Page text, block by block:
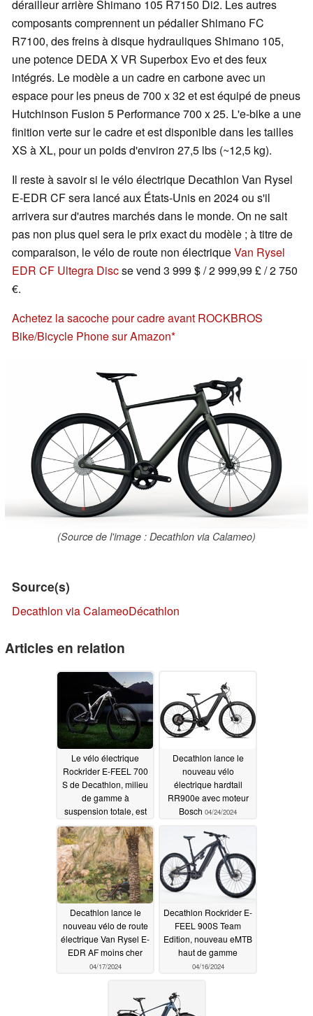
dérailleur arrière Shimano 105 R7150 Di2. Les autres
composants comprennent un pédalier Shimano FC
R7100, des freins à disque hydrauliques Shimano 105,
une potence DEDA X VR Superbox Evo et des feux
intégrés. Le modèle a un cadre en carbone avec un
espace pour les pneus de 700 x 32 et est équipé de pneus
Hutchinson Fusion 5 Performance 700 x 25. L'e-bike a une
finition verte sur le cadre et est disponible dans les tailles
XS à XL, pour un poids d'environ 27,5 lbs (~12,5 kg).
Il reste à savoir si le vélo électrique Decathlon Van Rysel
E-EDR CF sera lancé aux États-Unis en 2024 ou s'il
arrivera sur d'autres marchés dans le monde. On ne sait
pas non plus quel sera le prix exact du modèle ; à titre de
comparaison, le vélo de route non électriqueVan Rysel
EDR CF Ultegra Discse vend 3 999 $ / 2 999,99 £ / 2 750
€.
Achetez la sacoche pour cadre avant ROCKBROS
Bike/Bicycle Phone sur Amazon
(Source de l'image : Decathlon via Calameo)
Source(s)
Decathlon via CalameoDécathlon
Articles en relation
Le vélo électrique
Rockrider E-FEEL 700
S de Decathlon, milieu
de gamme à
suspension totale, est
désormais disponible
05/08/2024
Decathlon lance le
nouveau vélo
électrique hardtail
RR900e avec moteur
Bosch 04/24/2024
Decathlon lance le
nouveau vélo de route
électrique Van Rysel E-
EDR AF moins cher
04/17/2024
Decathlon Rockrider E-
FEEL 900S Team
Edition, nouveau eMTB
haut de gamme
04/16/2024